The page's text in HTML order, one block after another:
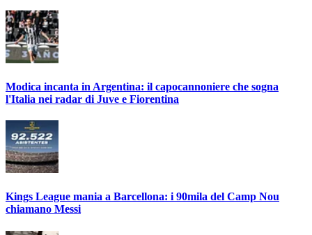
Modica incanta in Argentina: il capocannoniere che sogna
l'Italia nei radar di Juve e Fiorentina
Kings League mania a Barcellona: i 90mila del Camp Nou
chiamano Messi